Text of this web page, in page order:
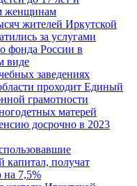
женщинам
жителей Иркутской
за услугами
фонда России в
виде
заведениях
проходит Единый
грамотности
матерей
досрочно в 2023
капитал, получат
на 7,5%